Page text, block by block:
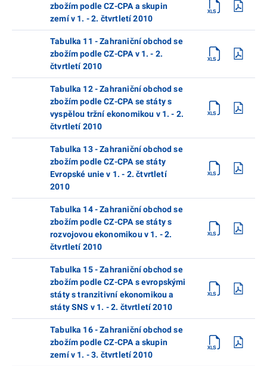
zbožím podle CZ-CPA a skupin
zemí v 1. - 2. čtvrtletí 2010
Tabulka 11 - Zahraniční obchod se
zbožím podle CZ-CPA v 1. - 2.
čtvrtletí 2010
Tabulka 12 - Zahraniční obchod se
zbožím podle CZ-CPA se státy s
vyspělou tržní ekonomikou v 1. - 2.
čtvrtletí 2010
Tabulka 13 - Zahraniční obchod se
zbožím podle CZ-CPA se státy
Evropské unie v 1. - 2. čtvrtletí
2010
Tabulka 14 - Zahraniční obchod se
zbožím podle CZ-CPA se státy s
rozvojovou ekonomikou v 1. - 2.
čtvrtletí 2010
Tabulka 15 - Zahraniční obchod se
zbožím podle CZ-CPA s evropskými
státy s tranzitivní ekonomikou a
státy SNS v 1. - 2. čtvrtletí 2010
Tabulka 16 - Zahraniční obchod se
zbožím podle CZ-CPA a skupin
zemí v 1. - 3. čtvrtletí 2010